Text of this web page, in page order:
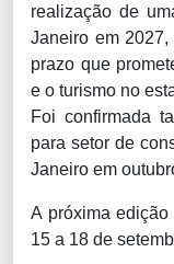
realização de
Janeiro em
prazo que
e o turismo no
Foi confirmada
para setor de
Janeiro em
A próxima
15 a 18 de